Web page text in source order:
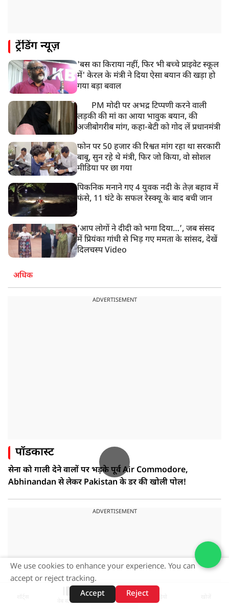
मोहन भगवत मुंबई में Gen-Z और Gen Alpha से करेंगे
ट्रेंडिंग न्यूज़
'बस का किराया नहीं, फिर भी बच्चे प्राइवेट स्कूल
में' केरल के मंत्री ने दिया ऐसा बयान की खड़ा हो
गया बड़ा बवाल
PM मोदी पर अभद्र टिप्पणी करने वाली
लड़की की मां का आया भावुक बयान, की
अजीबोगरीब मांग, कहा-बेटी को गोद लें प्रधानमंत्री
फोन पर 50 हजार की रिश्वत मांग रहा था सरकारी
बाबू, सुन रहे थे मंत्री, फिर जो किया, वो सोशल
मीडिया पर छा गया
पिकनिक मनाने गए 4 युवक नदी के तेज़ बहाव में
फंसे, 11 घंटे के सफल रेस्क्यू के बाद बची जान
‘आप लोगों ने दीदी को भगा दिया…’, जब संसद
में प्रियंका गांधी से भिड़ गए ममता के सांसद, देखें
दिलचस्प Video
अधिक
ADVERTISEMENT
पॉडकास्ट
सेना को गाली देने वालों पर भड़के पूर्व Air Commodore,
Abhinandan से लेकर Pakistan के डर की खोली पोल!
ADVERTISEMENT
वेब स्टोरीज़
We use cookies to enhance your experience. You can
accept or reject tracking.
Accept
Reject